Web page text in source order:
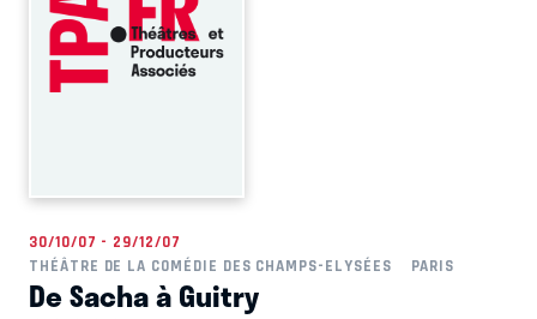
30/10/07 - 29/12/07
THÉÂTRE DE LA COMÉDIE DES CHAMPS-ELYSÉES
PARIS
De Sacha à Guitry